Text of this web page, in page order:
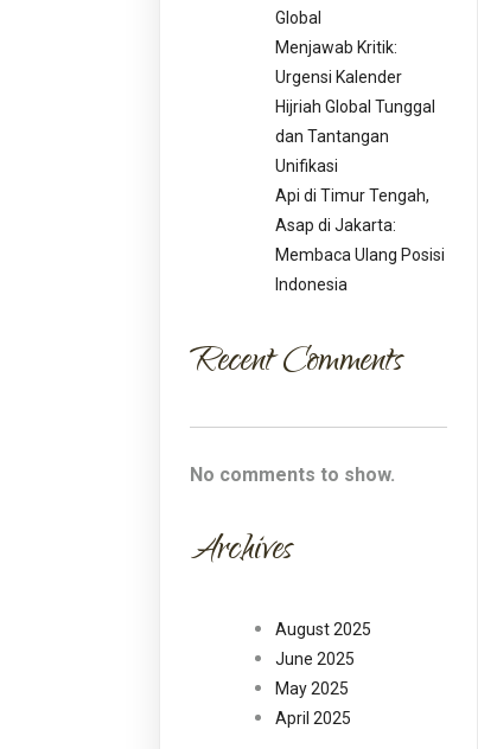
Global
Menjawab Kritik:
Urgensi Kalender
Hijriah Global Tunggal
dan Tantangan
Unifikasi
Api di Timur Tengah,
Asap di Jakarta:
Membaca Ulang Posisi
Indonesia
Recent Comments
No comments to show.
Archives
August 2025
June 2025
May 2025
April 2025